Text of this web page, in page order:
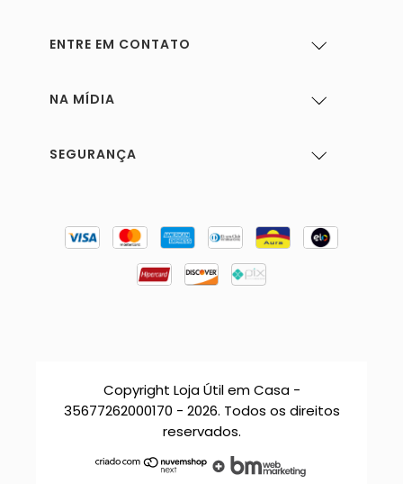
ENTRE EM CONTATO
NA MÍDIA
SEGURANÇA
Copyright Loja Útil em Casa -
35677262000170 - 2026. Todos os direitos
reservados.